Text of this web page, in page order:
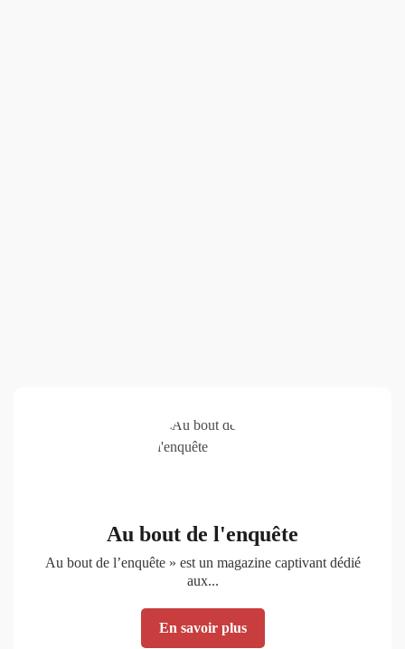
Au bout de l'enquête
Au bout de l’enquête » est un magazine captivant dédié
aux...
En savoir plus